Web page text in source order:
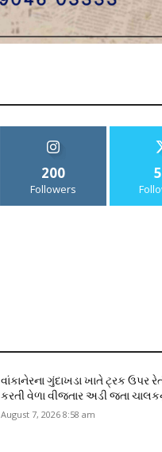
200
Followers
વાંકાનેરના ગુંદાખડા ખાતે ટ્રક ઉપર
કરતી વેળા વીજતાર અડી જતા
August 7, 2026 8:58 am